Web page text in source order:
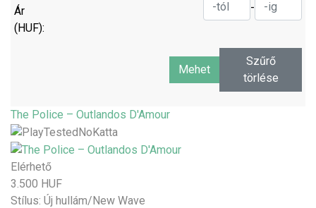
Ár
(HUF):
-
Szűrő
törlése
The Police – Outlandos D'Amour
Elérhető
3.500 HUF
Stílus: Új hullám/New Wave